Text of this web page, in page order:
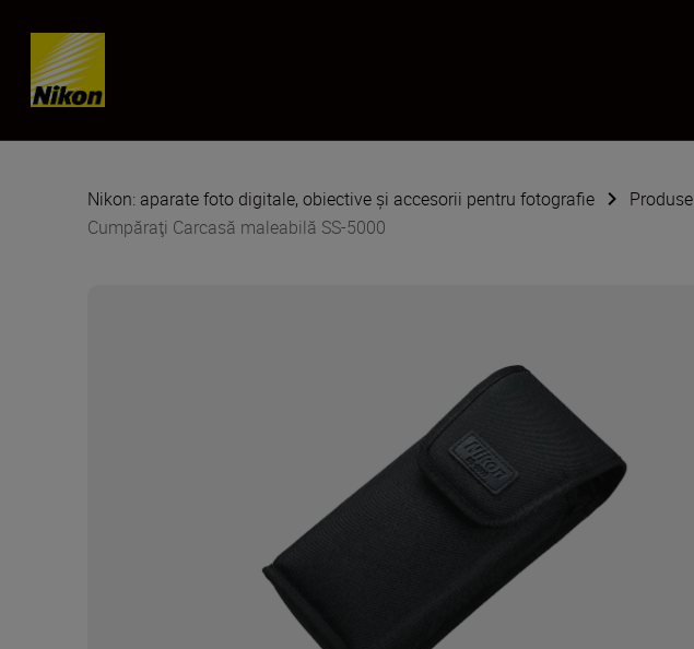
Skip content
Nikon: aparate foto digitale, obiective și accesorii pentru fotografie Produse
Cumpăraţi Carcasă maleabilă SS-5000